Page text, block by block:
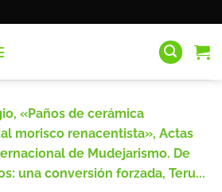
«Paños de cerámica
morisco renacentista», Actas
de Mudejarismo. De
una conversión forzada, Teru...